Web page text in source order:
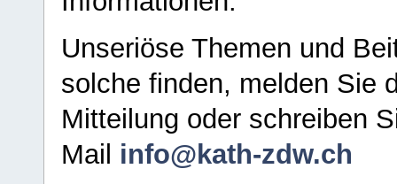
Unseriöse Themen und
solche finden, melden Sie
Mitteilung oder schreiben
Mail info@kath-zdw.ch